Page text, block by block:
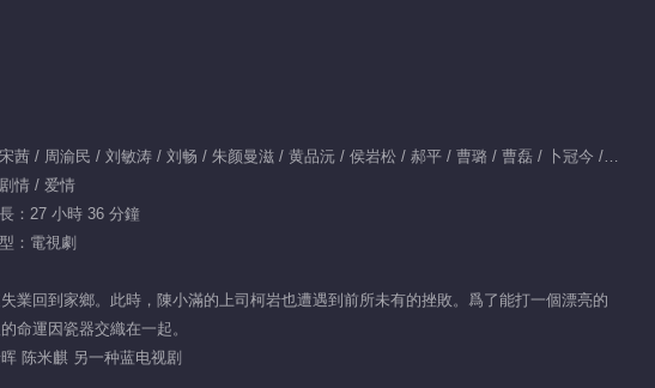
01:13
主演：宋茜 / 周渝民 / 刘敏涛 / 刘畅 / 朱颜曼滋 / 黄品沅 / 侯岩松 / 郝平 / 曹璐 / 曹磊 / 卜冠今 / 贾景晖 / 谢彬彬 / 陈米麒 / 董勇 / 张佳宁 / 谢兴阳 / 刘潮
情 / 爱情
：27 小時 36 分鐘
：電視劇
回到家鄉。此時，陳小滿的上司柯岩也遭遇到前所未有的挫敗。爲了能打一個漂亮的
命運因瓷器交織在一起。
陈米麒 另一种蓝电视剧